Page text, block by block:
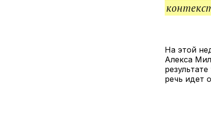
На этой
Алекса
речь идет